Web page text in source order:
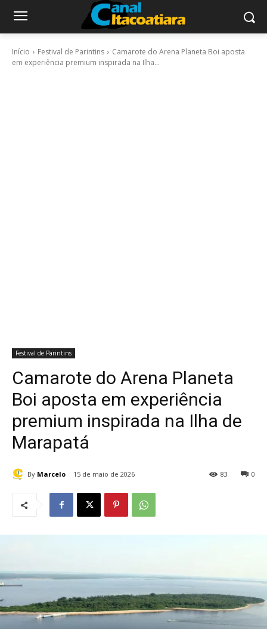
Início Festival de Parintins
Camarote do Arena Planeta Boi aposta
em experiência premium inspirada na Ilha...
Festival de Parintins
Camarote do Arena Planeta
Boi aposta em experiência
premium inspirada na Ilha de
Marapatá
By Marcelo 15 de maio de 2026 0
83